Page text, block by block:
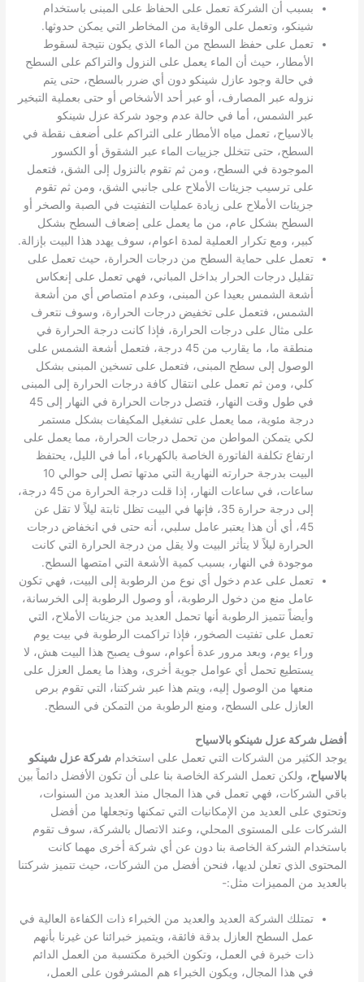
بسبب أن الشركة تعمل على الحفاظ على المبنى باستخدام
شينكو، وتعمل على الوقاية من المخاطر التي يمكن حدوثها.
تعمل على حفظ السطح من الماء الذي يكون نتيجة لسقوط
الأمطار، حيث أن الماء يعمل على النزول والتراكم على السطح
في حالة وجود عازل شينكو دون أي ضرر بالسطح، حتى يتم
نزوله عبر المصارف، أو عبر أحد الأشخاص أو حتى بعملية التبخير
عبر الشمس، أما في حالة عدم وجود شركة عزل شينكو
بالاسياح، تعمل مياه الأمطار على التراكم على أضعف نقطة في
السطح، حتى تتخلل جزييات الماء عبر الشقوق أو الكسور
الموجودة في السطح، ومن ثم تقوم بالنزول إلى الشق، فتعمل
على ترسيب جزيئات الأملاح على جانبي الشق، ومن ثم تقوم
جزيئات الأملاح على زيادة عمليات التفتيت في الصبة والصخر أو
السطح بشكل عام، من ما يعمل على إضعاف السطح بشكل
كبير، ومع تكرار العملية لمدة اعوام، سوف يهدد هذا البيت بإزالة.
تعمل على حماية السطح من درجات الحرارة، حيث تعمل على
تقليل درجات الحرار بداخل المباني، فهي تعمل على إنعكاس
أشعة الشمس بعيدا عن المبنى، وعدم امتصاص أي من أشعة
الشمس، فتعمل على تخفيض درجات الحرارة، وسوف نتعرف
على مثال على درجات الحرارة، فإذا كانت درجة الحرارة في
منطقة ما، ما يقارب من 45 درجة، فتعمل أشعة الشمس على
الوصول إلى سطح المبنى، فتعمل على تسخين المبنى بشكل
كلي، ومن ثم تعمل على انتقال كافة درجات الحرارة إلى المبنى
في طول وقت النهار، فتصل درجات الحرارة في النهار إلى 45
درجة مئوية، مما يعمل على تشغيل المكيفات بشكل مستمر
لكي يتمكن المواطن من تحمل درجات الحرارة، مما يعمل على
ارتفاع تكلفة الفاتورة الخاصة بالكهرباء، أما في الليل، يحتفظ
البيت بدرجة حرارته النهارية التي مدتها تصل إلى حوالي 10
ساعات، في ساعات النهار، إذا قلت درجة الحرارة من 45 درجة،
إلى درجة حرارة 35، فإنها في البيت تظل ثابتة ليلاً لا تقل عن
45، أي أن هذا يعتبر عامل سلبي، أنه حتى في انخفاض درجات
الحرارة ليلاً لا يتأثر البيت ولا يقل من درجة الحرارة التي كانت
موجودة في النهار، بسبب كمية الأشعة التي امتصها السطح.
تعمل على عدم دخول أي نوع من الرطوبة إلى البيت، فهي تكون
عامل منع من دخول الرطوبة، أو وصول الرطوبة إلى الخرسانة،
وأيضاً تتميز الرطوبة أنها تحمل العديد من جزيئات الأملاح، التي
تعمل على تفتيت الصخور، فإذا تراكمت الرطوبة في بيت يوم
وراء يوم، وبعد مرور عدة أعوام، سوف يصبح هذا البيت هش، لا
يستطيع تحمل أي عوامل جوية أخرى، وهذا ما يعمل العزل على
منعها من الوصول إليه، ويتم هذا عبر شركتنا، التي تقوم برص
العازل على السطح، ومنع الرطوبة من التمكن في السطح.
أفضل شركة عزل شينكو بالاسياح
يوجد الكثير من الشركات التي تعمل على استخدام شركة عزل شينكو
بالاسياح، ولكن تعمل الشركة الخاصة بنا على أن تكون الأفضل دائماً بين
باقي الشركات، فهي تعمل في هذا المجال منذ العديد من السنوات،
وتحتوي على العديد من الإمكانيات التي تمكنها وتجعلها من أفضل
الشركات على المستوى المحلي، وعند الاتصال بالشركة، سوف تقوم
باستخدام الشركة الخاصة بنا دون عن أي شركة أخرى مهما كانت
المحتوى الذي تعلن لديها، فنحن أفضل من الشركات، حيث تتميز شركتنا
بالعديد من المميزات مثل:-
تمتلك الشركة العديد والعديد من الخبراء ذات الكفاءة العالية في
عمل السطح العازل بدقة فائقة، ويتميز خبرائنا عن غيرنا بأنهم
ذات خبرة في العمل، وتكون الخبرة مكتسبة من العمل الدائم
في هذا المجال، ويكون الخبراء هم المشرفون على العمل،